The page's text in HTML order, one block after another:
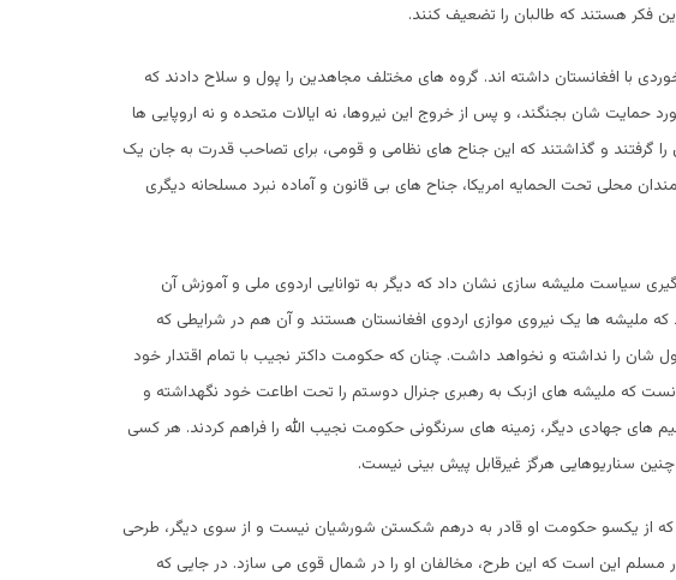
فکر هستند که طالبان را تضعیف کنند.
با افغانستان داشته اند. گروه های مختلف مجاهدین را پول و سلاح دادند که
حمایت شان بجنگند، و پس از خروج این نیروها، نه ایالات متحده و نه اروپایی ها
گرفتند و گذاشتند که این جناح های نظامی و قومی، برای تصاحب قدرت به جان یک
محلی تحت الحمایه امریکا، جناح های بی قانون و آماده نبرد مسلحانه دیگری
سیاست ملیشه سازی نشان داد که دیگر به توانایی اردوی ملی و آموزش آن
که ملیشه ها یک نیروی موازی اردوی افغانستان هستند و آن هم در شرایطی که
شان را نداشته و نخواهد داشت. چنان که حکومت داکتر نجیب با تمام اقتدار خود
که ملیشه های ازبک به رهبری جنرال دوستم را تحت اطاعت خود نگهداشته و
های جهادی دیگر، زمینه های سرنگونی حکومت نجیب الله را فراهم کردند. هر کسی
چنین سناریوهایی هرگز غیرقابل پیش بینی نیست.
از یکسو حکومت او قادر به درهم شکستن شورشیان نیست و از سوی دیگر، طرحی
مسلم این است که این طرح، مخالفان او را در شمال قوی می سازد. در جایی که